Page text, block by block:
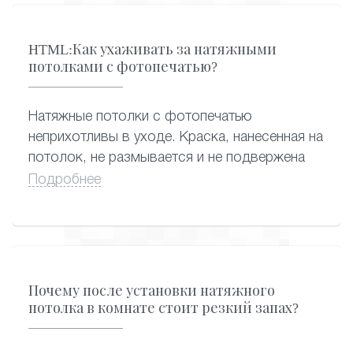
HTML:Как ухаживать за натяжными
потолками с фотопечатью?
Натяжные потолки с фотопечатью
неприхотливы в уходе. Краска, нанесенная на
потолок, не размывается и не подвержена
растрескиванию, поэтому ухаживать за
Подробнее
Почему после установки натяжного
потолка в комнате стоит резкий запах?